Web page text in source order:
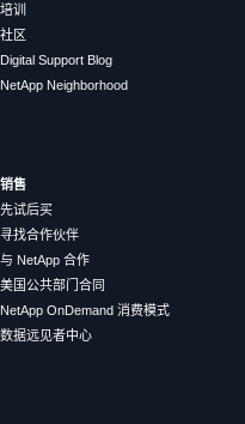
培训
社区
Digital Support Blog
NetApp Neighborhood
销售
先试后买
寻找合作伙伴
与 NetApp 合作
美国公共部门合同
NetApp OnDemand 消费模式
数据远见者中心